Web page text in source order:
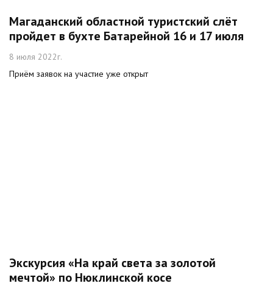
Магаданский областной туристский слёт
пройдет в бухте Батарейной 16 и 17 июля
8 июля 2022г.
Приём заявок на участие уже открыт
Экскурсия «На край света за золотой
мечтой» по Нюклинской косе